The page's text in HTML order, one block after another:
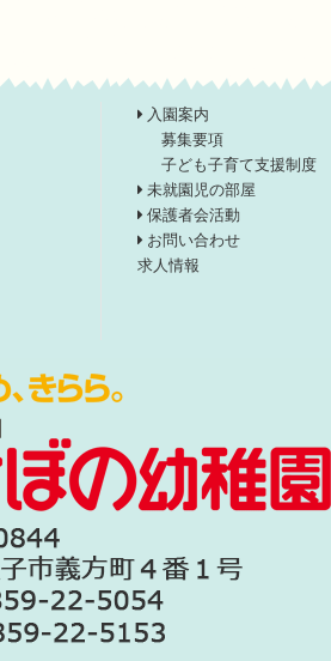
入園案内
募集要項
子ども子育て支援制度
未就園児の部屋
保護者会活動
お問い合わせ
求人情報